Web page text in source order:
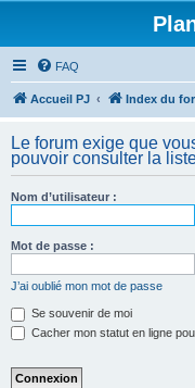
FAQ
Accueil PJ Index du
Le forum exige que
pouvoir consulter la
Nom d’utilisateur :
Mot de passe :
J’ai oublié mon mot de passe
Se souvenir de moi
Cacher mon statut en ligne